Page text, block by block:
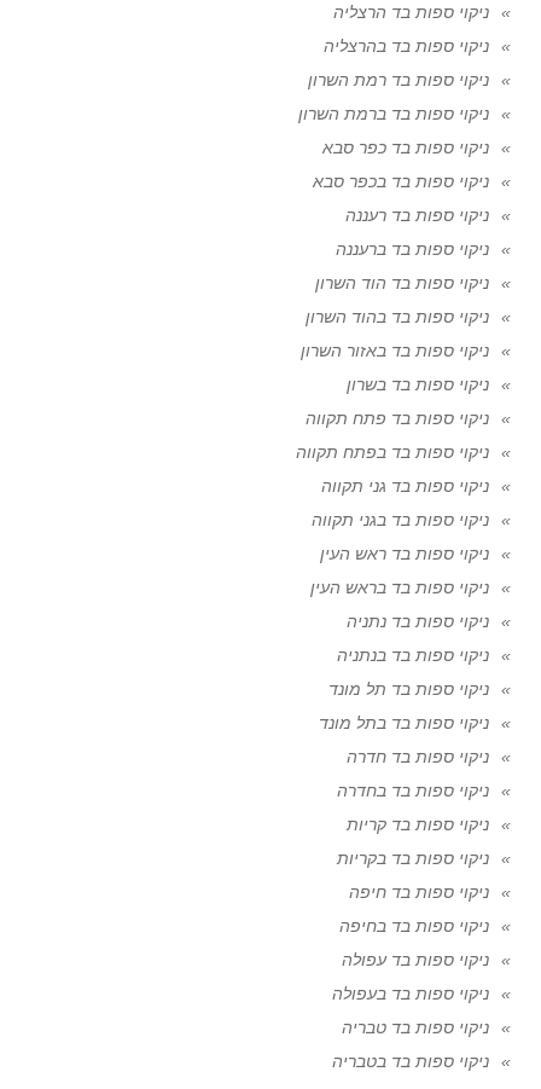
ניקוי ספות בד הרצליה
ניקוי ספות בד בהרצליה
ניקוי ספות בד רמת השרון
ניקוי ספות בד ברמת השרון
ניקוי ספות בד כפר סבא
ניקוי ספות בד בכפר סבא
ניקוי ספות בד רעננה
ניקוי ספות בד ברעננה
ניקוי ספות בד הוד השרון
ניקוי ספות בד בהוד השרון
ניקוי ספות בד באזור השרון
ניקוי ספות בד בשרון
ניקוי ספות בד פתח תקווה
ניקוי ספות בד בפתח תקווה
ניקוי ספות בד גני תקווה
ניקוי ספות בד בגני תקווה
ניקוי ספות בד ראש העין
ניקוי ספות בד בראש העין
ניקוי ספות בד נתניה
ניקוי ספות בד בנתניה
ניקוי ספות בד תל מונד
ניקוי ספות בד בתל מונד
ניקוי ספות בד חדרה
ניקוי ספות בד בחדרה
ניקוי ספות בד קריות
ניקוי ספות בד בקריות
ניקוי ספות בד חיפה
ניקוי ספות בד בחיפה
ניקוי ספות בד עפולה
ניקוי ספות בד בעפולה
ניקוי ספות בד טבריה
ניקוי ספות בד בטבריה